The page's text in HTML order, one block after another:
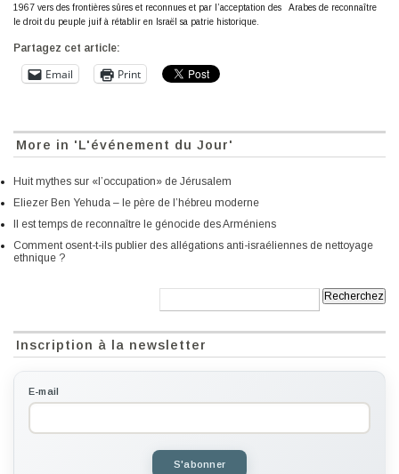
1967 vers des frontières sûres et reconnues et par l’acceptation des Arabes de reconnaître
le droit du peuple juif à rétablir en Israël sa patrie historique.
Partagez cet article:
Email Print
More in 'L'événement du Jour'
Huit mythes sur «l’occupation» de Jérusalem
Eliezer Ben Yehuda – le père de l’hébreu moderne
Il est temps de reconnaître le génocide des Arméniens
Comment osent-t-ils publier des allégations anti-israéliennes de nettoyage
ethnique ?
Inscription à la newsletter
E-mail
S'abonner